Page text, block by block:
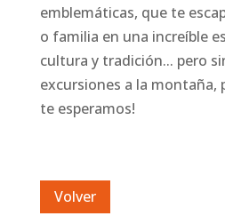
emblemáticas, que te
o familia en una increíble
cultura y tradición... pero
excursiones a la montaña,
te esperamos!